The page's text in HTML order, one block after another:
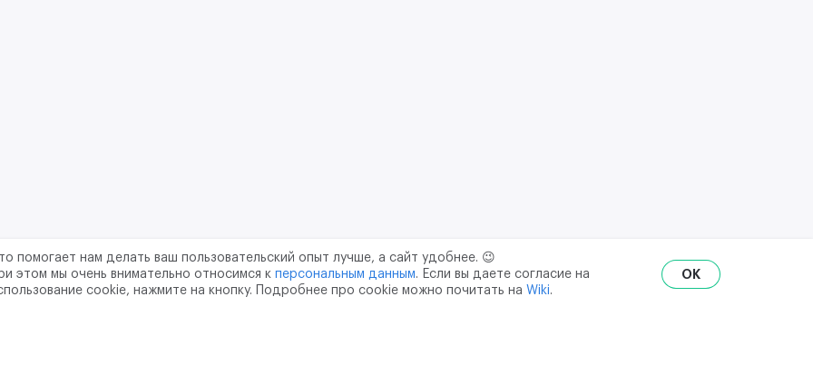
помогает нам делать ваш пользовательский опыт лучше, а сайт удобнее. 😉
этом мы очень внимательно относимся к персональным данным. Если вы даете согласие на
cookie, нажмите на кнопку. Подробнее про cookie можно почитать на Wiki.
OK